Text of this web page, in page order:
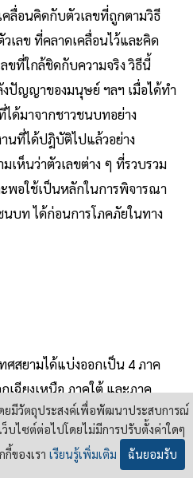
ลื่อนคิดกับตัวเลขที่ถูกตามวิธี
เลข ที่คลาดเคลื่อนไว้และคิด
ขที่ใกล้ชิดกับความจริง วิธีนี้
งปัญญาของมนุษย์ ฯลฯ เมื่อได้ทํา
ได้มาจากชาวชนบทอย่าง
นที่ได้ปฎิบัติไปแล้วอย่าง
เห็นว่าตัวเลขต่าง ๆ ที่รวบรวม
พอใช้เป็นหลักในการพิจารณา
บท ได้ก่อนการโภคภัยในทาง
ศสยามได้แบ่งออกเป็น 4 ภาค
เฉียงเหนือ ภาคใต้ และภาค
าจะทํา
งมีลักษณะสําคัญ 2 ประการ คือ
การก้าวหน้าในทางเศรษฐกิจ
ดยมีวัตถุประสงค์เพื่อพัฒนาประสบการณ์
บไซต์ต่อไปโดยไม่มีการปรับตั้งค่าใดๆ
ของเรา เรียนรู้เพิ่มเติม ฉันยอมรับ